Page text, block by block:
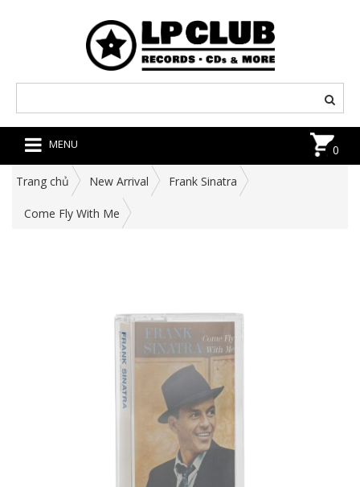
MENU 0
Trang chủ New Arrival Frank Sinatra
Come Fly With Me